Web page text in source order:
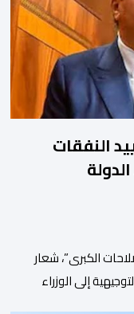
مالية 2027..تقييد النفقات
الكبرى”، شعار
إلى الوزراء